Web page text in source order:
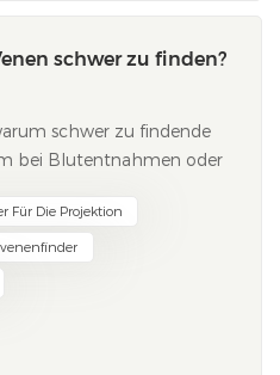
schwer zu finden?
schwer zu findende
bei Blutentnahmen oder
wie Genetik, Alter,
spielen eine
dünnere Hau...
Für Die Projektion